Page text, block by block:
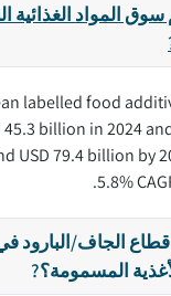
المواد الغذائية
labelled food
45.3 billion in 2024
USD 79.4 billion by
5.8%
الجاف/البارود
المسمومة؟?